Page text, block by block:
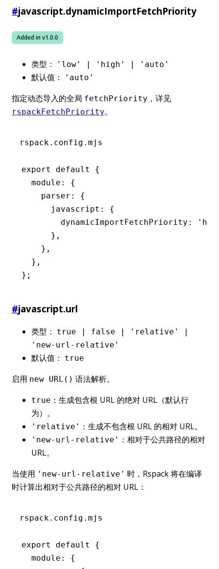
#javascript.dynamicImportFetchPriority
Added in v1.0.0
类型： 'low' | 'high' | 'auto'
默认值： 'auto'
指定动态导入的全局 fetchPriority ，详见
rspackFetchPriority。
rspack.config.mjs
export default
{
  module
:
{
    parser
:
{
      javascript
:
{
        dynamicImportFetchPriority
:
      }
,
    }
,
  }
,
};
#javascript.url
类型：
true | false | 'relative' |
'new-url-relative'
默认值： true
启用 new URL() 语法解析。
true ：生成包含根 URL 的绝对 URL（默认行
为）。
'relative' ：生成不包含根 URL 的相对 URL。
'new-url-relative' ：相对于公共路径的相对
URL。
当使用 'new-url-relative' 时，Rspack 将在编译
时计算出相对于公共路径的相对 URL：
rspack.config.mjs
export default
{
  module
:
{